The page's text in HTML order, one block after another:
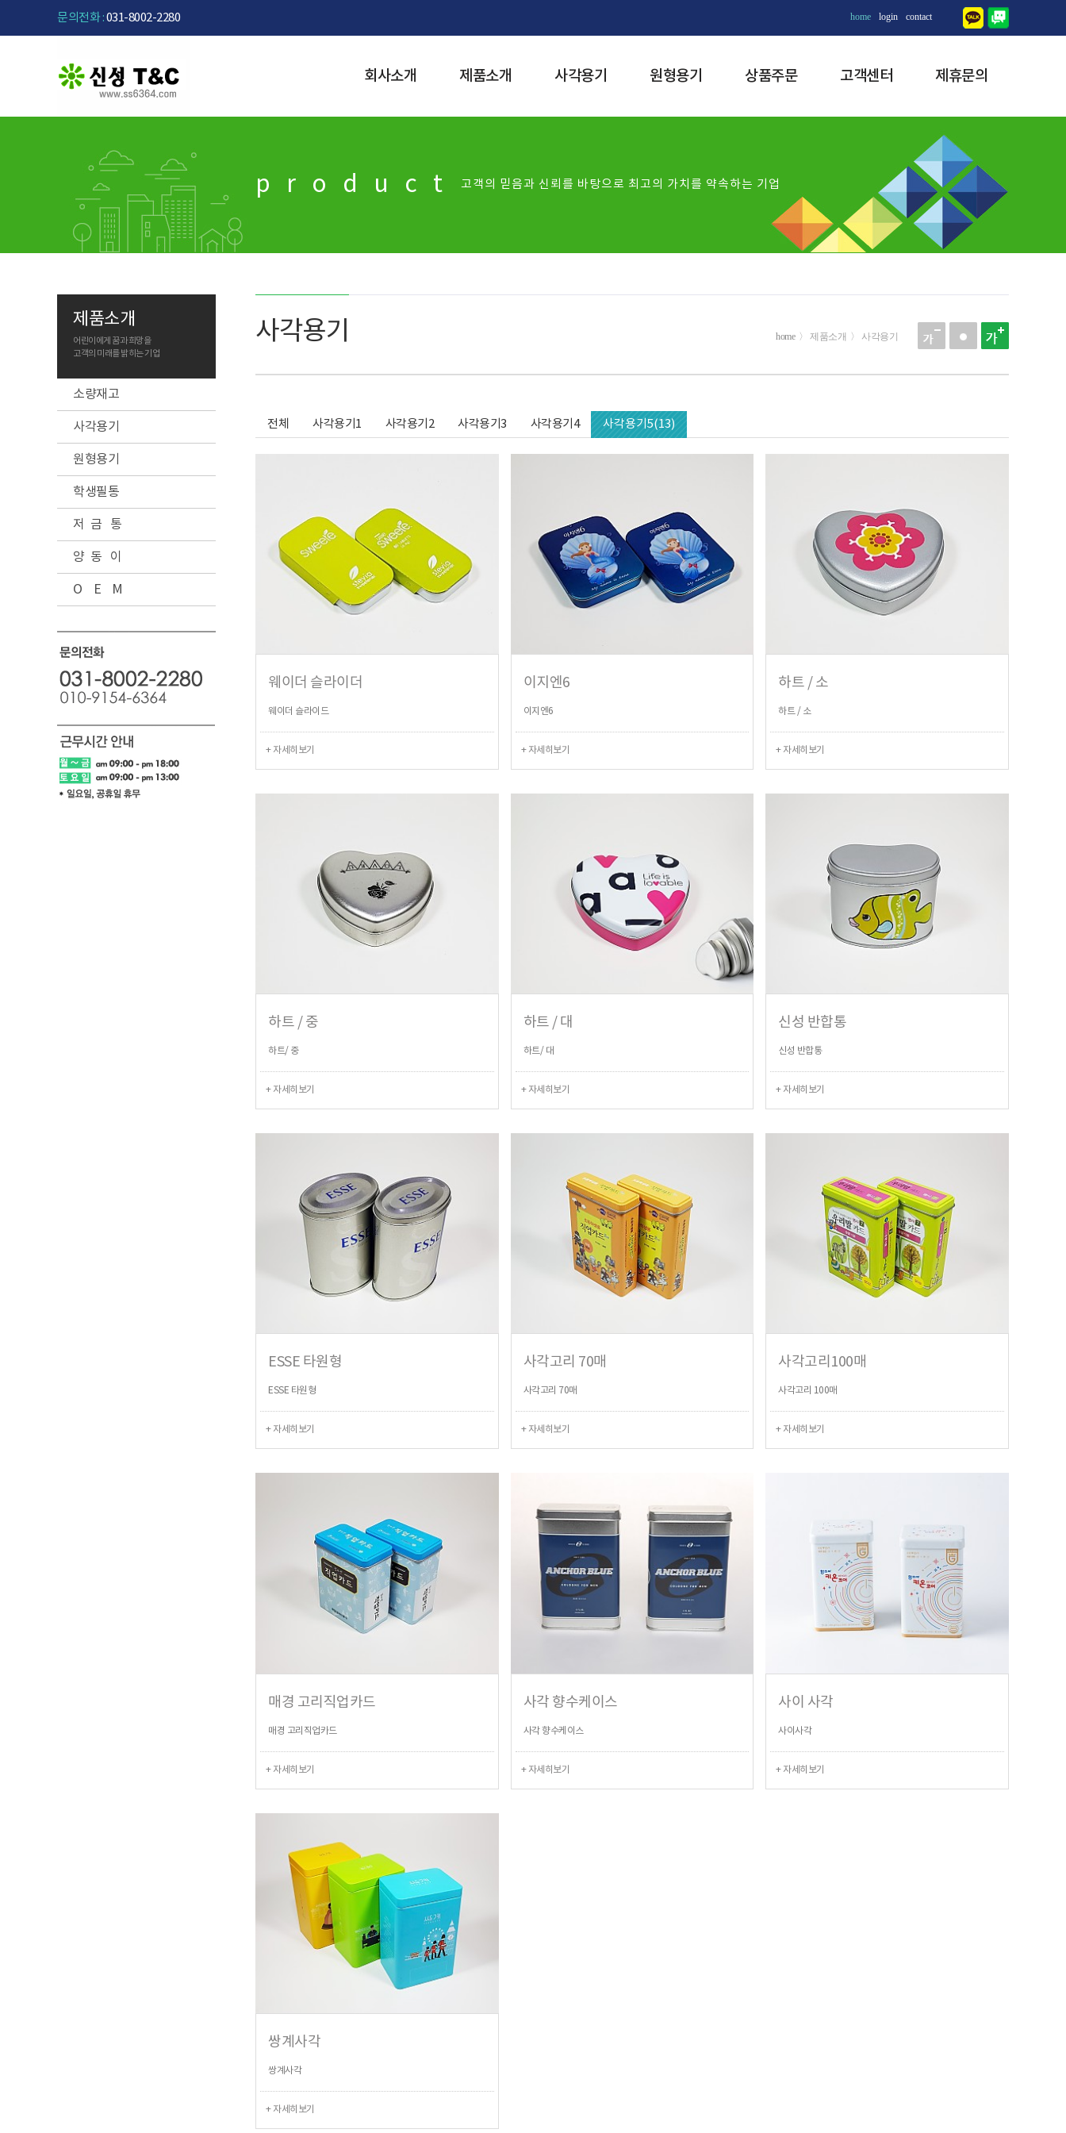
문의전화 :031-8002-2280 home login contact
회사소개 제품소개 사각용기 원형용기 상품주문 고객센터 제휴문의
product 고객의 믿음과 신뢰를 바탕으로 최고의 가치를 약속하는 기업
제품소개
어린이에게 꿈과 희망을
고객의 미래를 밝히는 기업
소량재고
사각용기
원형용기
학생필통
저 금 통
양 동 이
O E M
사각용기 home〉 제품소개 〉 사각용기
전체 사각용기1 사각용기2 사각용기3 사각용기4 사각용기5(13)
웨이더 슬라이더
웨이더 슬라이드
+ 자세히보기
이지엔6
이지엔6
+ 자세히보기
하트 / 소
하트 / 소
+ 자세히보기
하트 / 중
하트/ 중
+ 자세히보기
하트 / 대
하트/ 대
+ 자세히보기
신성 반합통
신성 반합통
+ 자세히보기
ESSE 타원형
ESSE 타원형
+ 자세히보기
사각고리 70매
사각고리 70매
+ 자세히보기
사각고리100매
사각고리 100매
+ 자세히보기
매경 고리직업카드
매경 고리직업카드
+ 자세히보기
사각 향수케이스
사각 향수케이스
+ 자세히보기
사이 사각
사이사각
+ 자세히보기
쌍계사각
쌍계사각
+ 자세히보기